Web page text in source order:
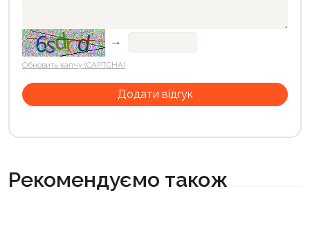
→
Обновить капчу (CAPTCHA)
Рекомендуємо також